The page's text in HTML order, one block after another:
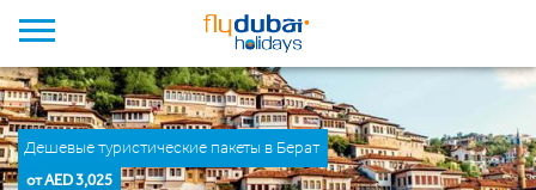
Дешевые туристические пакеты в Берат
от AED 3,025